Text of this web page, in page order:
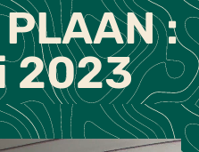
:
2023